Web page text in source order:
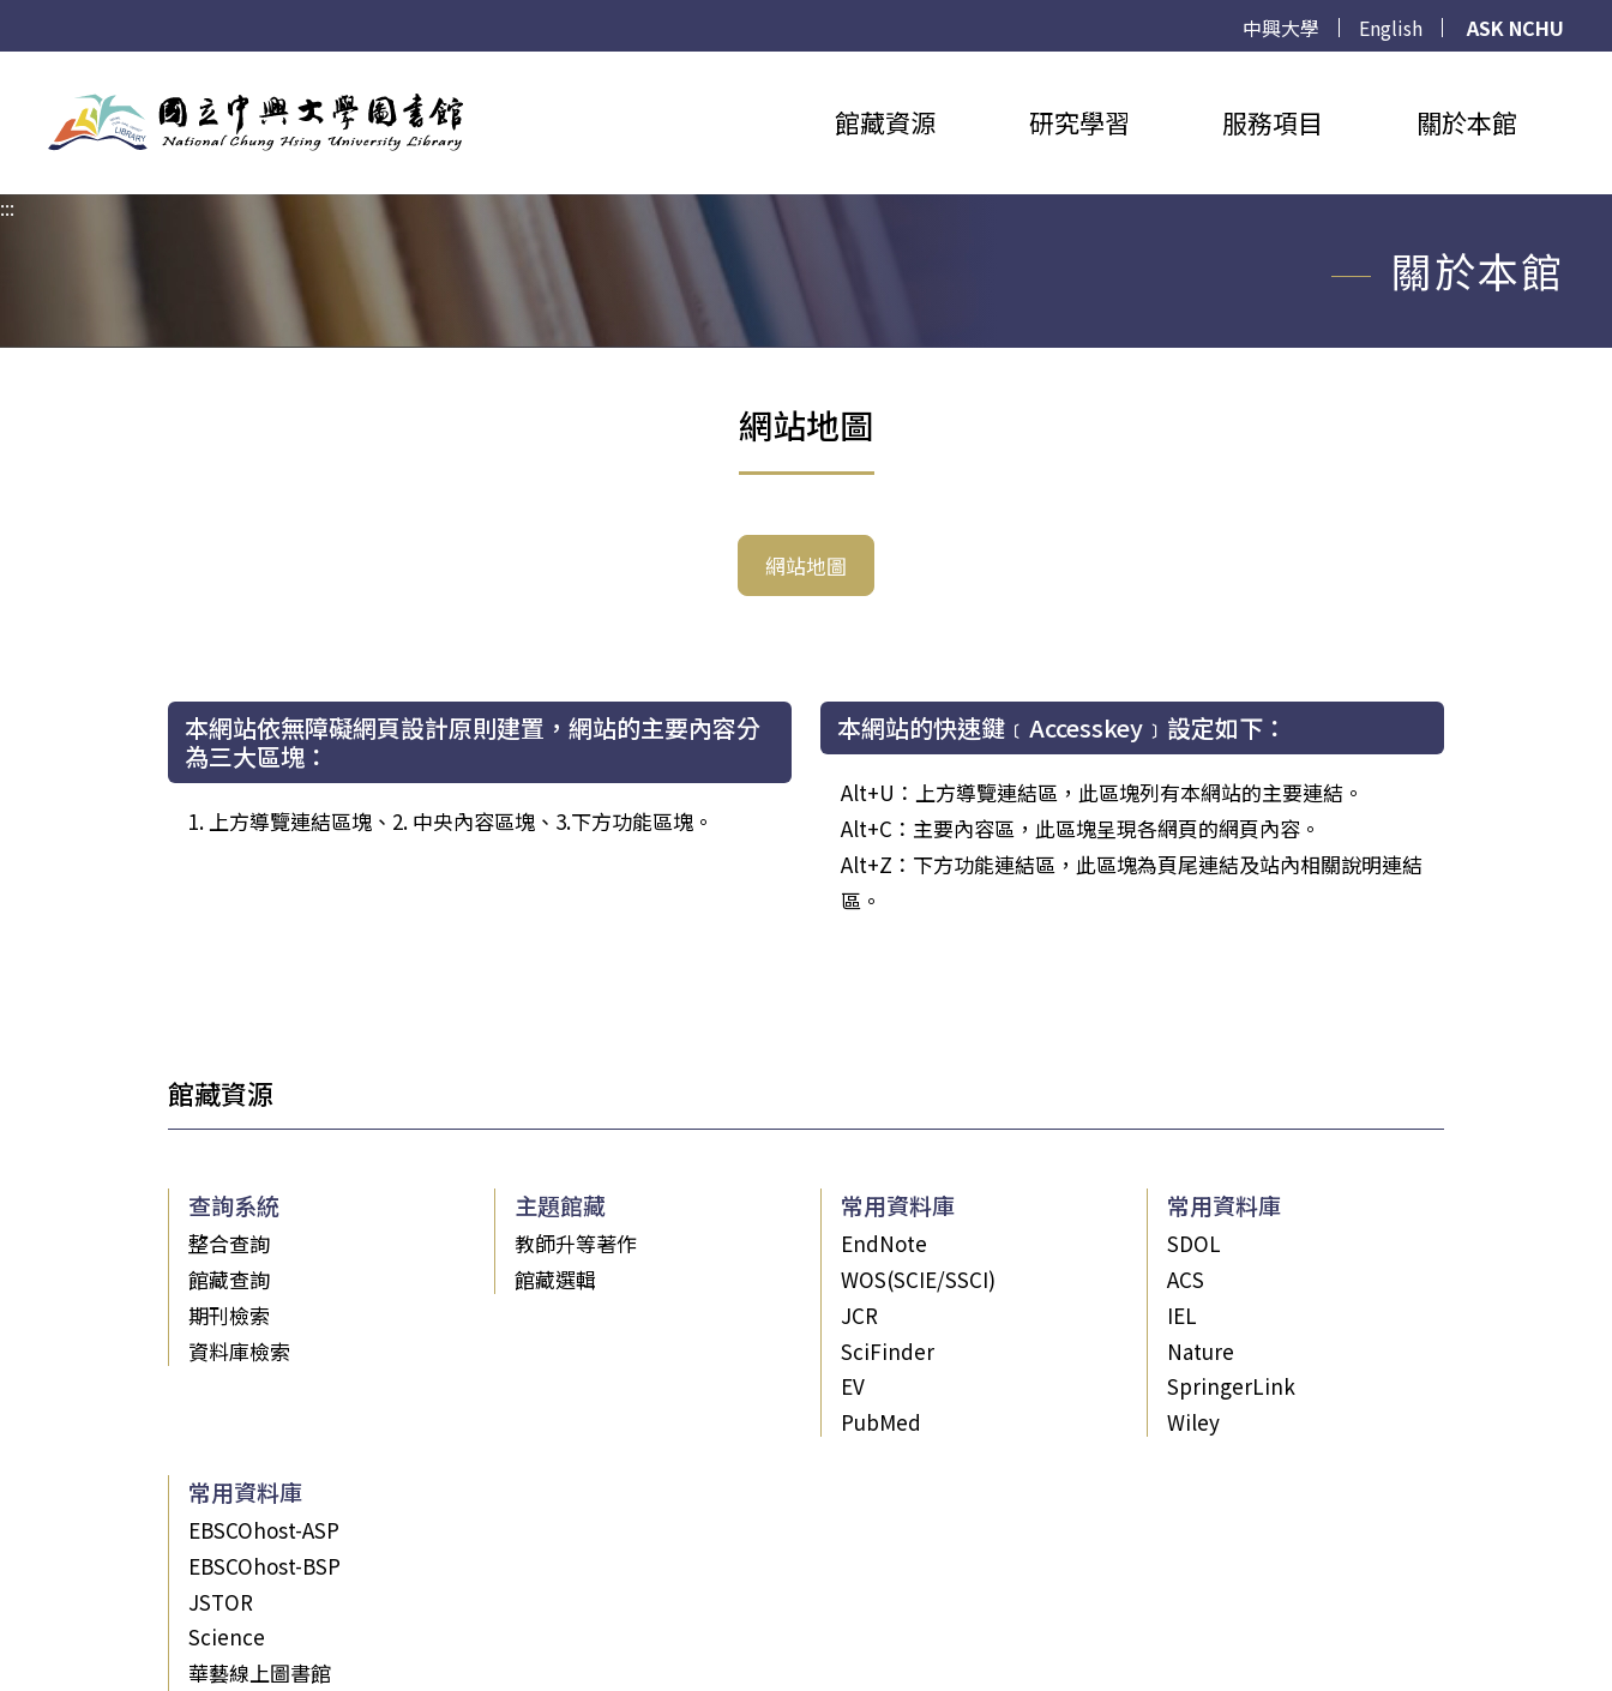
中興大學 English
ASK NCHU
館藏資源 研究學習 服務項目 關於本館
:::
關於本館
網站地圖
網站地圖
本網站依無障礙網頁設計原則建置，網站的主要內容分
為三大區塊：
1. 上方導覽連結區塊、2. 中央內容區塊、3.下方功能區塊。
本網站的快速鍵﹝Accesskey﹞設定如下：
Alt+U：上方導覽連結區，此區塊列有本網站的主要連結。
Alt+C：主要內容區，此區塊呈現各網頁的網頁內容。
Alt+Z：下方功能連結區，此區塊為頁尾連結及站內相關說明連結
區。
館藏資源
查詢系統
整合查詢
館藏查詢
期刊檢索
資料庫檢索
主題館藏
教師升等著作
館藏選輯
常用資料庫
EndNote
WOS(SCIE/SSCI)
JCR
SciFinder
EV
PubMed
常用資料庫
SDOL
ACS
IEL
Nature
SpringerLink
Wiley
常用資料庫
EBSCOhost-ASP
EBSCOhost-BSP
JSTOR
Science
華藝線上圖書館